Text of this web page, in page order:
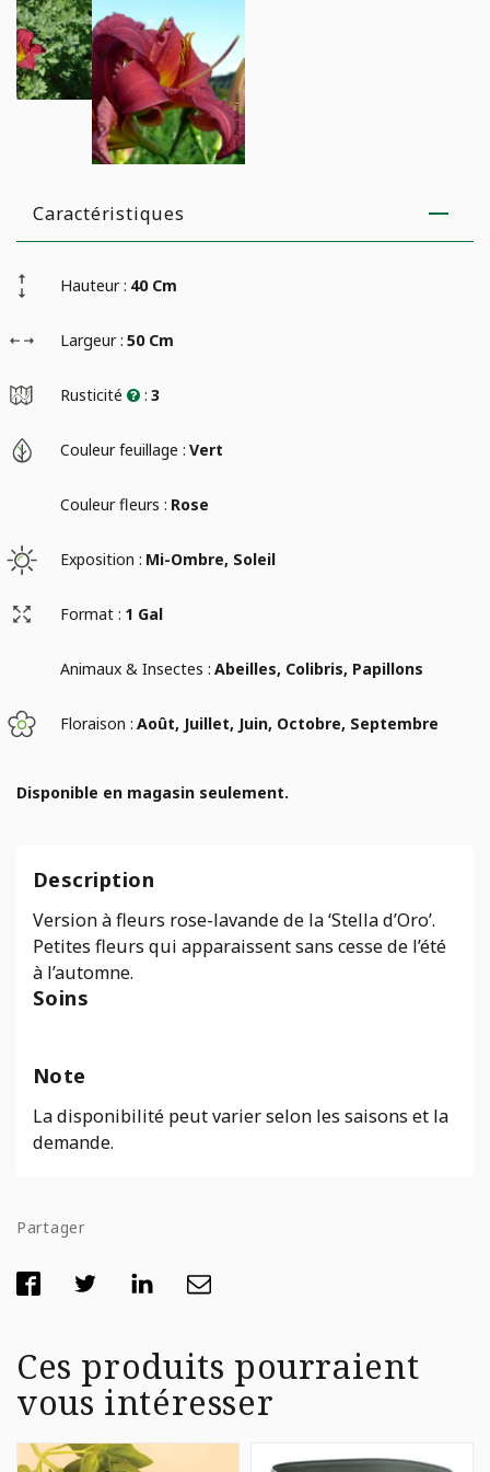
Caractéristiques
Hauteur : 40 Cm
Largeur : 50 Cm
Rusticité : 3
Couleur feuillage : Vert
Couleur fleurs : Rose
Exposition : Mi-Ombre, Soleil
Format : 1 Gal
Animaux & Insectes : Abeilles, Colibris, Papillons
Floraison : Août, Juillet, Juin, Octobre, Septembre
Disponible en magasin seulement.
Description
Version à fleurs rose-lavande de la ‘Stella d’Oro’.
Petites fleurs qui apparaissent sans cesse de l’été
à l’automne.
Soins
Note
La disponibilité peut varier selon les saisons et la
demande.
Partager
Ces produits pourraient
vous intéresser